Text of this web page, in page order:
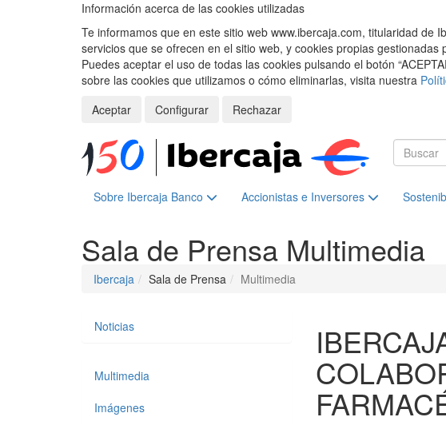
Información acerca de las cookies utilizadas
Te informamos que en este sitio web www.ibercaja.com, titularidad de
servicios que se ofrecen en el sitio web, y cookies propias
Puedes aceptar el uso de todas las cookies pulsando el botón
sobre las cookies que utilizamos o cómo eliminarlas, visita nuestra
Aceptar
Configurar
Rechazar
Sobre Ibercaja Banco Accionistas e Inversores
Sala de Prensa Multimedia
Ibercaja Sala de Prensa Multimedia
Noticias
Multimedia
Imágenes